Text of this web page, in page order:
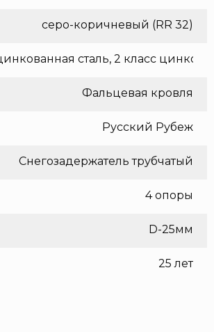
серо-коричневый (RR 32)
Фальцевая кровля
Русский Рубеж
Снегозадержатель трубчатый
4 опоры
D-25мм
25 лет